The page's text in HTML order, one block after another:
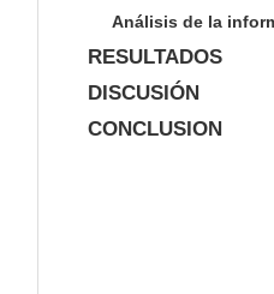
Análisis de la
RESULTADOS
DISCUSIÓN
CONCLUSION